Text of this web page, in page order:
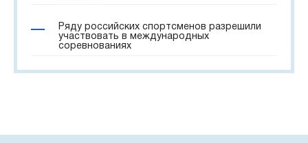
Ряду российских спортсменов разрешили
участвовать в международных
соревнованиях